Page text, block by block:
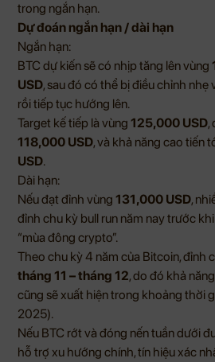
trong ngắn hạn.
Dự đoán ngắn hạn / dài hạn
Ngắn hạn:
BTC dự kiến sẽ có nhịp tăng lên vùng
USD, sau đó có thể bị điều chỉnh nhẹ
rồi tiếp tục hướng lên.
Target kế tiếp là vùng 125,000 USD,
118,000 USD, và khả năng cao tiến
USD.
Dài hạn:
Nếu đạt đỉnh vùng 131,000 USD,
đỉnh chu kỳ bull run năm nay trước
“mùa đông crypto”.
Theo chu kỳ 4 năm của Bitcoin, đỉnh
tháng 11 – tháng 12, do đó khả
cũng sẽ xuất hiện trong khoảng thời
2025).
Nếu BTC rớt và đóng nến tuần dưới
hỗ trợ xu hướng chính, tín hiệu xác